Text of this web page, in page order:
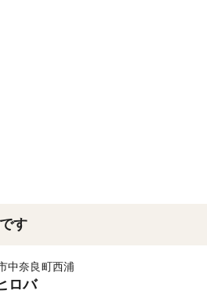
す
中奈良町西浦
ロバ